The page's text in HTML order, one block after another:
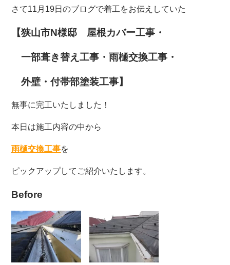
さて11月19日のブログで着工をお伝えしていた
【狭山市N様邸 屋根カバー工事・
一部葺き替え工事・雨樋交換工事・
外壁・付帯部塗装工事】
無事に完工いたしました！
本日は施工内容の中から
雨樋交換工事を
ピックアップしてご紹介いたします。
Before